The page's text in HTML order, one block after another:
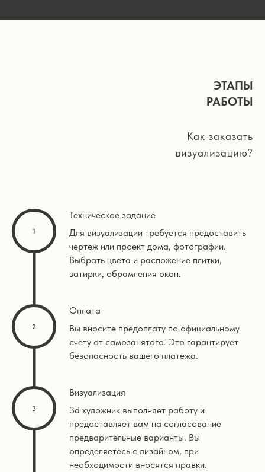
ЭТАПЫ
РАБОТЫ
Как заказать
визуализацию?
Техническое задание
Для визуализации требуется предоставить
чертеж или проект дома, фотографии.
Выбрать цвета и распожение плитки,
затирки, обрамления окон.
Оплата
Вы вносите предоплату по официальному
счету от самозанятого. Это гарантирует
безопасность вашего платежа.
Визуализация
3d художник выполняет работу и
предоставляет вам на согласование
предварительные варианты. Вы
определяетесь с дизайном, при
необходимости вносятся правки.